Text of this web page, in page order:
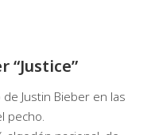
“Justice”
Justin Bieber en las
pecho.